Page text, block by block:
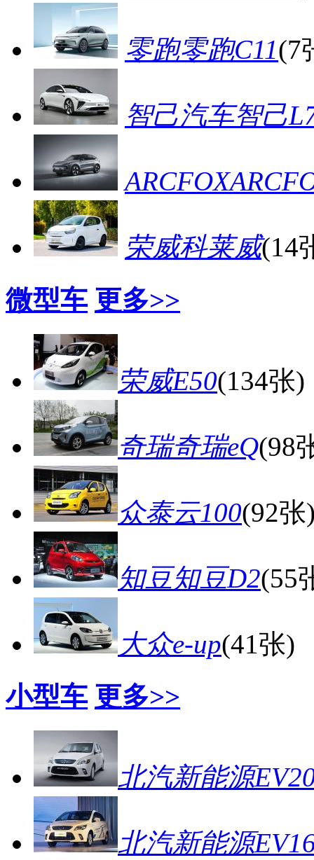
零跑零跑C11(7
智己汽车智己
荣威科莱威(14
微型车 更多>>
荣威E50(134张)
奇瑞奇瑞eQ(98
众泰云100(92张
知豆知豆D2(55
大众e-up(41张)
小型车 更多>>
北汽新能源
北汽新能源